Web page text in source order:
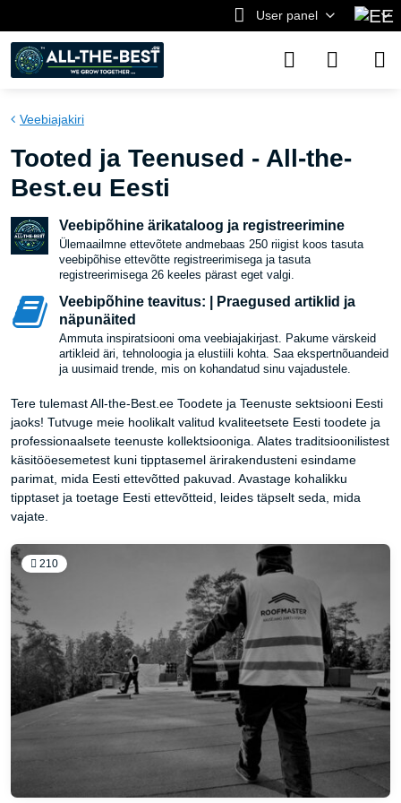
User panel
Veebiajakiri
Tooted ja Teenused - All-the-
Best.eu Eesti
Veebipõhine ärikataloog ja registreerimine
Ülemaailmne ettevõtete andmebaas 250 riigist koos tasuta
veebipõhise ettevõtte registreerimisega ja tasuta
registreerimisega 26 keeles pärast eget valgi.
Veebipõhine teavitus: | Praegused artiklid ja
näpunäited
Ammuta inspiratsiooni oma veebiajakirjast. Pakume värskeid
artikleid äri, tehnoloogia ja elustiili kohta. Saa ekspertnõuandeid
ja uusimaid trende, mis on kohandatud sinu vajadustele.
Tere tulemast All-the-Best.ee Toodete ja Teenuste sektsiooni Eesti
jaoks! Tutvuge meie hoolikalt valitud kvaliteetsete Eesti toodete ja
professionaalsete teenuste kollektsiooniga. Alates traditsioonilistest
käsitööesemetest kuni tipptasemel ärirakendusteni esindame
parimat, mida Eesti ettevõtted pakuvad. Avastage kohalikku
tipptaset ja toetage Eesti ettevõtteid, leides täpselt seda, mida
vajate.
210